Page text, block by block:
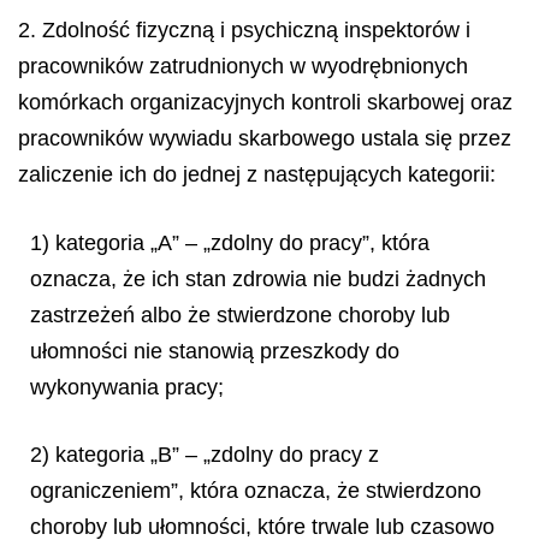
2. Zdolność fizyczną i psychiczną inspektorów i
pracowników zatrudnionych w wyodrębnionych
komórkach organizacyjnych kontroli skarbowej oraz
pracowników wywiadu skarbowego ustala się przez
zaliczenie ich do jednej z następujących kategorii:
1) kategoria „A” – „zdolny do pracy”, która
oznacza, że ich stan zdrowia nie budzi żadnych
zastrzeżeń albo że stwierdzone choroby lub
ułomności nie stanowią przeszkody do
wykonywania pracy;
2) kategoria „B” – „zdolny do pracy z
ograniczeniem”, która oznacza, że stwierdzono
choroby lub ułomności, które trwale lub czasowo